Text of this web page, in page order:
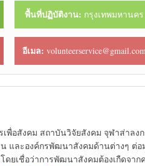
พื้นที่ปฏิบัติงาน: กรุงเทพมหานคร
อีเมล:
เพื่อสังคม สถาบันวิจัยสังคม จุฬาส่าล
และองค์กรพัฒนาสังคมด้านต่างๆ ต่
ดยเชื่อว่าการพัฒนาสังคมต้องเกืดจา